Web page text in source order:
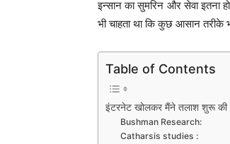
इन्सान का सुमरिन और सेवा इतना
भी चाहता था कि कुछ आसान तरीके
Table of Contents
इंटरनेट खोलकर मैंने तलाश शुरू की
Bushman Research:
Catharsis studies :